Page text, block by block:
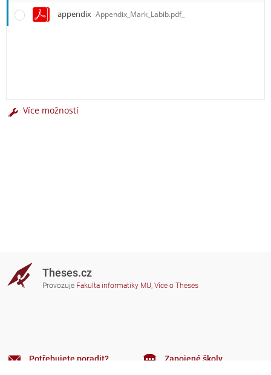
appendix Appendix_Mark_Labib.pdf_
Více možností
Theses.cz
Provozuje Fakulta informatiky MU, Více o Theses
Potřebujete poradit? Zapojené školy